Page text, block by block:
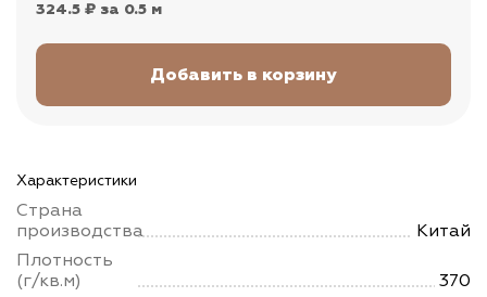
324.5 ₽ за 0.5 м
Характеристики
Страна
производства
Китай
Плотность
(г/кв.м)
370